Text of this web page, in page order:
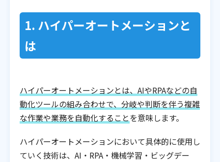
1. ハイパーオートメーションと
は
ハイパーオートメーションとは、AIやRPAなどの自
動化ツールの組み合わせで、分岐や判断を伴う複雑
な作業や業務を自動化することを意味します。
ハイパーオートメーションにおいて具体的に使用し
ていく技術は、AI・RPA・機械学習・ビッグデー